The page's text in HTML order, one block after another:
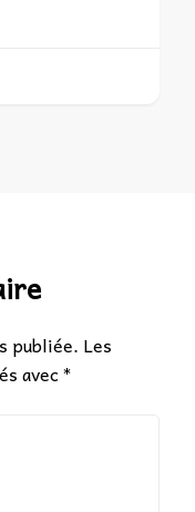
publiée. Les
avec*